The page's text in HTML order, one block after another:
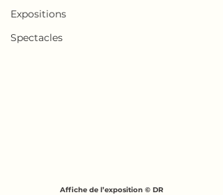
Expositions
Spectacles
Affiche de l’exposition © DR